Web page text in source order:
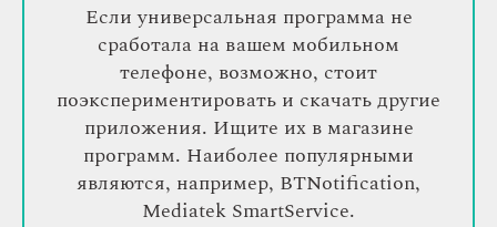
Если универсальная программа не
сработала на вашем мобильном
телефоне, возможно, стоит
поэкспериментировать и скачать другие
приложения. Ищите их в магазине
программ. Наиболее популярными
являются, например, BTNotification,
Mediatek SmartService.